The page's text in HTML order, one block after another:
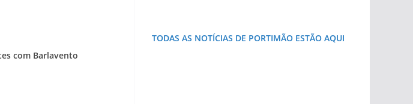
com Barlavento
TODAS AS NOTÍCIAS DE PORTIMÃO ESTÃO AQUI